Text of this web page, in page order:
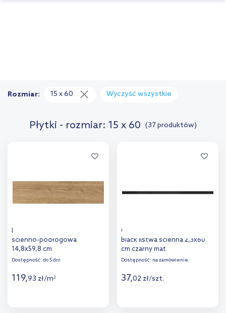
Płytki - rozmiar: 15 x 60 (37 produktów)
Rozmiar: 15 x 60 Wyczyść wszystkie
Domino Oak beige płytka
ścienno-podłogowa
14,8x59,8 cm
Dostępność: do 5 dni
119,93 zł/m2
Ceramika Color Statuario
Black listwa ścienna 2,3x60
cm czarny mat
Dostępność: na zamówienie
37,02 zł/szt.